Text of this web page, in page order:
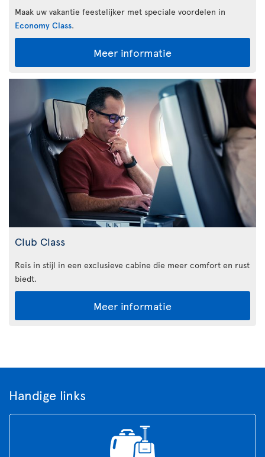
Maak uw vakantie feestelijker met speciale voordelen in
Economy Class.
Meer informatie
Club Class
Reis in stijl in een exclusieve cabine die meer comfort en rust
biedt.
Meer informatie
Handige links